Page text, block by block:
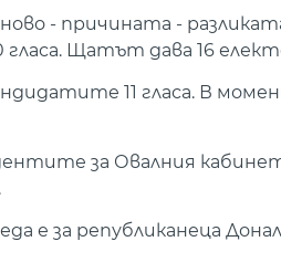
- причината -
Щатът дава 16
11 гласа. В
за Овалния
е за републиканеца